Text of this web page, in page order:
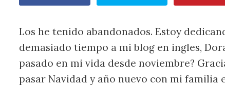
Los he tenido abandonados. Estoy
demasiado tiempo a mi blog en ingles,
pasado en mi vida desde noviembre?
pasar Navidad y año nuevo con mi familia